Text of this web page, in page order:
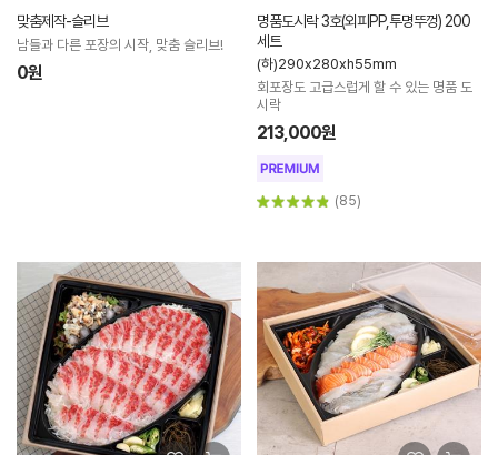
맞춤제작-슬리브
남들과 다른 포장의 시작, 맞춤 슬리브!
0원
명품도시락 3호(외피PP,투명뚜껑) 200
세트
(하)290x280xh55mm
회포장도 고급스럽게 할 수 있는 명품 도
시락
213,000원
(85)